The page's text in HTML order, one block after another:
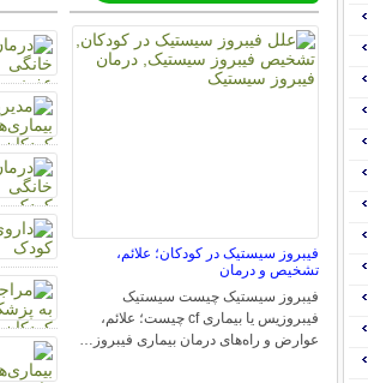
فیبروز سیستیک در کودکان؛ علائم،
تشخیص و درمان
فیبروز سیستیک چیست سیستیک
فیبروزیس یا بیماری cf چیست؛ علائم،
عوارض و راه‌های درمان بیماری فیبروز…